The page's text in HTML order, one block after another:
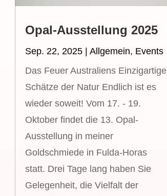
Opal-Ausstellung 2025
Sep. 22, 2025| Allgemein, Events
Das Feuer Australiens Einzigartige
Schätze der Natur Endlich ist es
wieder soweit! Vom 17. - 19.
Oktober findet die 13. Opal-
Ausstellung in meiner
Goldschmiede in Fulda-Horas
statt. Drei Tage lang haben Sie
Gelegenheit, die Vielfalt der